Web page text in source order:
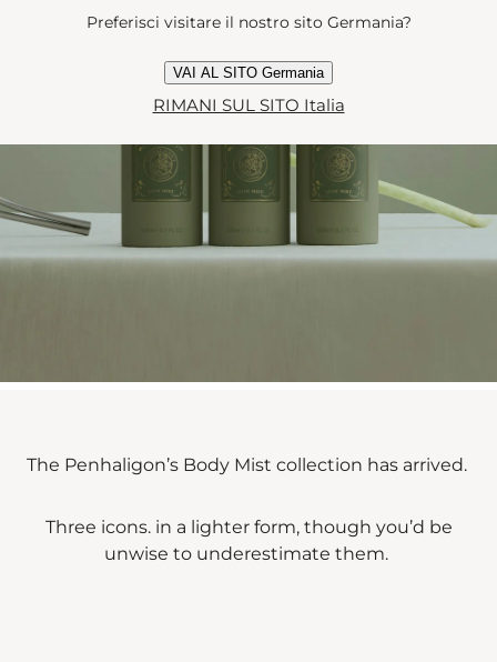
The Penhaligon’s Body Mist collection has arrived.
Three icons. in a lighter form, though you’d be
unwise to underestimate them.
Preferisci visitare il nostro sito Germania?
VAI AL SITO Germania
RIMANI SUL SITO Italia